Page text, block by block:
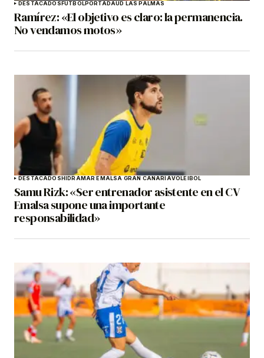
DESTACADOSFÚTBOLPORTADAUD LAS PALMAS
Ramírez: «El objetivo es claro: la permanencia.
No vendamos motos»
DESTACADOSHIDRAMAR EMALSA GRAN CANARIAVOLEIBOL
Samu Rizk: «Ser entrenador asistente en el CV
Emalsa supone una importante
responsabilidad»